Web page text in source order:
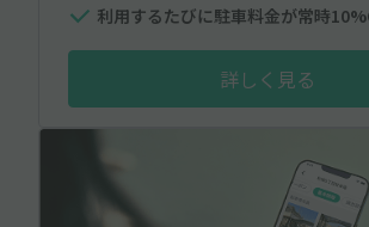
利用するたびに駐車料金が常時
詳しく見る